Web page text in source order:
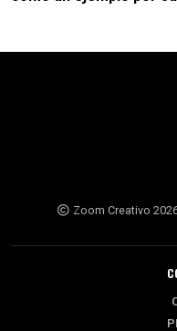
Zoom Creativo